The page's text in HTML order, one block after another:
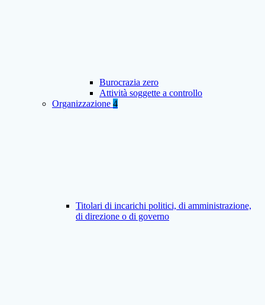
Burocrazia zero
Attività soggette a controllo
Organizzazione 4
Titolari di incarichi politici, di amministrazione,
di direzione o di governo